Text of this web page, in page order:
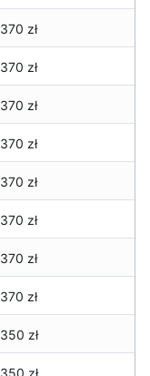
370 zł
370 zł
370 zł
370 zł
370 zł
370 zł
370 zł
370 zł
350 zł